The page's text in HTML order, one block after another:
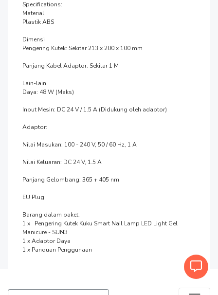
Specifications:
Material
Plastik ABS
Dimensi
Pengering Kutek: Sekitar 213 x 200 x 100 mm
Panjang Kabel Adaptor: Sekitar 1 M
Lain-lain
Daya: 48 W (Maks)
Input Mesin: DC 24 V / 1.5 A (Didukung oleh adaptor)
Adaptor:
Nilai Masukan: 100 - 240 V, 50 / 60 Hz, 1 A
Nilai Keluaran: DC 24 V, 1.5 A
Panjang Gelombang: 365 + 405 nm
EU Plug
Barang dalam paket:
1 x   Pengering Kutek Kuku Smart Nail Lamp LED Light Gel
Manicure - SUN3
1 x Adaptor Daya
1 x Panduan Penggunaan